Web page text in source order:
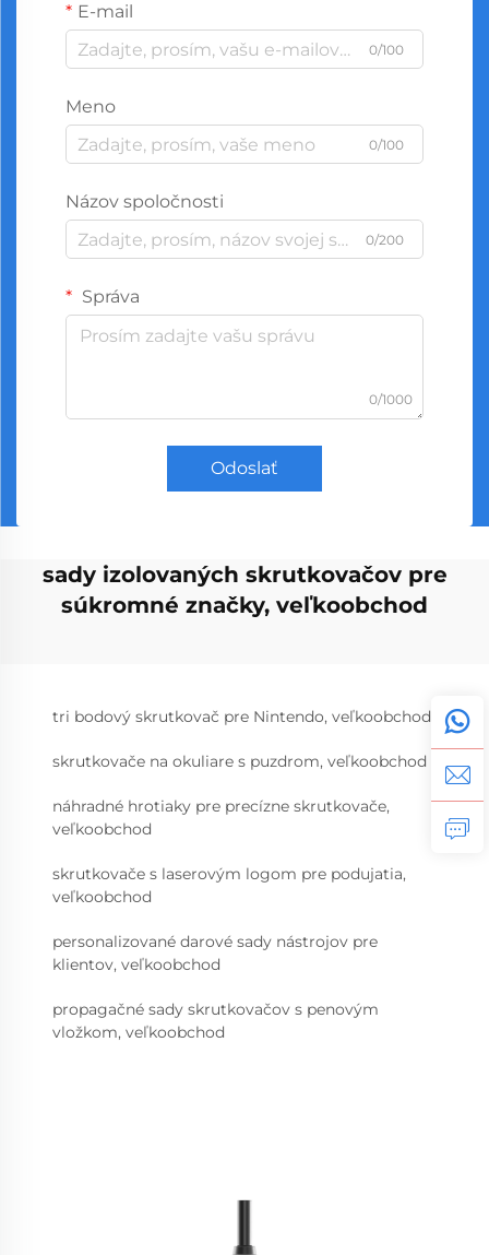
E-mail
0/100
Meno
0/100
Názov spoločnosti
0/200
Správa
0/1000
Odoslať
sady izolovaných skrutkovačov pre
súkromné značky, veľkoobchod
tri bodový skrutkovač pre Nintendo, veľkoobchod
skrutkovače na okuliare s puzdrom, veľkoobchod
náhradné hrotiaky pre precízne skrutkovače,
veľkoobchod
skrutkovače s laserovým logom pre podujatia,
veľkoobchod
personalizované darové sady nástrojov pre
klientov, veľkoobchod
propagačné sady skrutkovačov s penovým
vložkom, veľkoobchod